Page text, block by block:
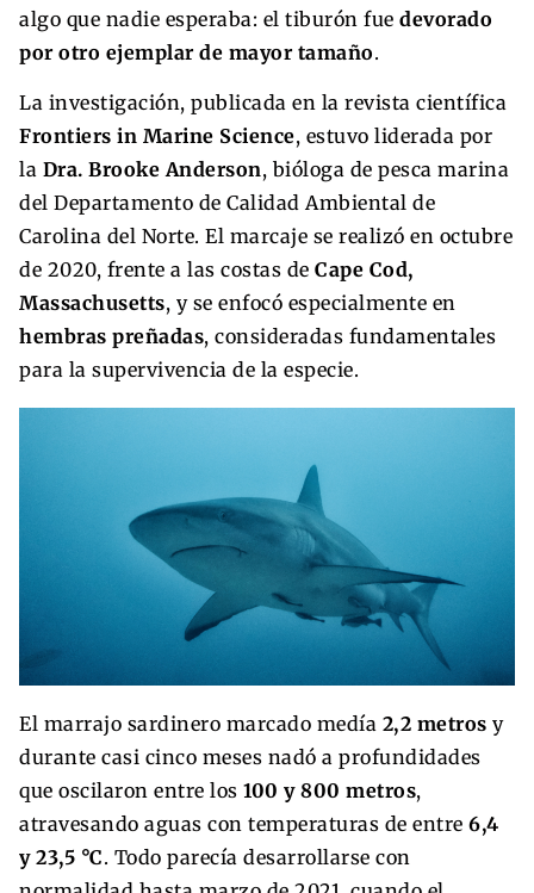
algo que nadie esperaba: el tiburón fue devorado
por otro ejemplar de mayor tamaño.
La investigación, publicada en la revista científica
Frontiers in Marine Science, estuvo liderada por
la Dra. Brooke Anderson, bióloga de pesca marina
del Departamento de Calidad Ambiental de
Carolina del Norte. El marcaje se realizó en octubre
de 2020, frente a las costas de Cape Cod,
Massachusetts, y se enfocó especialmente en
hembras preñadas, consideradas fundamentales
para la supervivencia de la especie.
El marrajo sardinero marcado medía 2,2 metros y
durante casi cinco meses nadó a profundidades
que oscilaron entre los 100 y 800 metros,
atravesando aguas con temperaturas de entre 6,4
y 23,5 °C. Todo parecía desarrollarse con